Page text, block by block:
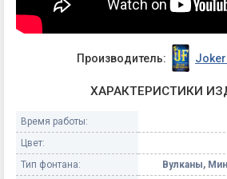
Производитель:
ХАРАКТЕРИСТИКИ
Время работы:
Цвет:
Тип фонтана:
Вулканы,